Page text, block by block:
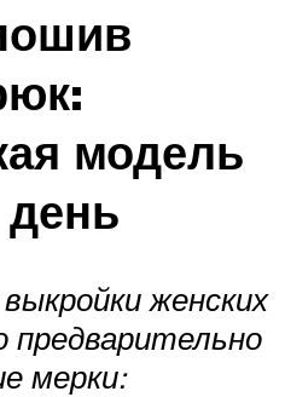
модель
женских
предварительно
мерки: